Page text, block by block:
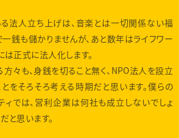
る法人立ち上げは、音楽とは一切関係ない福
銭も儲かりませんが、あと数年はライフワー
は正式に法人化します。
々も、身銭を切ること無く、NPO法人を設立
をそろそろ考える時期だと思います。僕らの
ィでは、営利企業は何社も成立しないでしょ
と思います。